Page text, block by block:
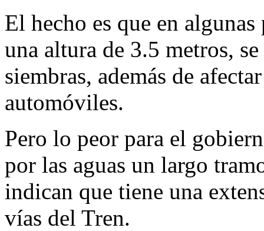
El hecho es que en
una altura de 3.5 metros,
siembras, además de
automóviles.
Pero lo peor para el
por las aguas un largo
indican que tiene una
vías del Tren.